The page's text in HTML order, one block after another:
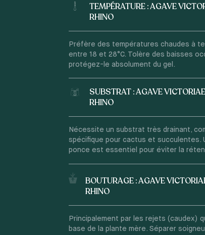
TEMPÉRATURE : AGAVE
RHINO
Préfère des températures chaudes à
entre 18 et 28°C. Tolère des baisses
protégez-le absolument du gel.
SUBSTRAT : AGAVE
RHINO
Nécessite un substrat très drainant,
spécifique pour cactus et succulentes.
ponce est essentiel pour éviter la
BOUTURAGE : AGAVE
RHINO
Principalement par les rejets (caudex)
base de la plante mère. Séparer